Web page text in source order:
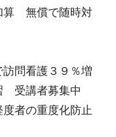
算 無償で随時対
問看護３９％増
受講者募集中
者の重度化防止